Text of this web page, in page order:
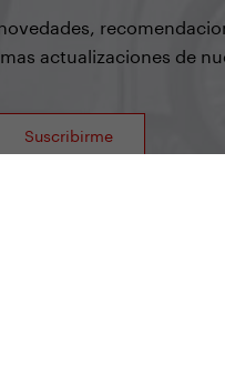
actualizaciones de
Suscribirme